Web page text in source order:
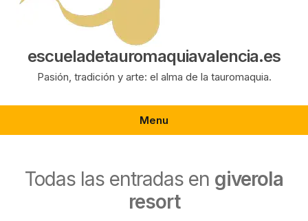
escueladetauromaquiavalencia.es
Pasión, tradición y arte: el alma de la tauromaquia.
Menu
Todas las entradas en giverola
resort